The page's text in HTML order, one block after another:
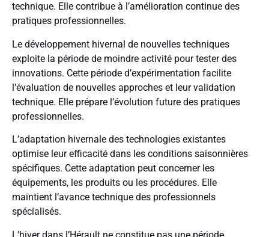
technique. Elle contribue à l’amélioration continue des
pratiques professionnelles.
Le développement hivernal de nouvelles techniques
exploite la période de moindre activité pour tester des
innovations. Cette période d’expérimentation facilite
l’évaluation de nouvelles approches et leur validation
technique. Elle prépare l’évolution future des pratiques
professionnelles.
L’adaptation hivernale des technologies existantes
optimise leur efficacité dans les conditions saisonnières
spécifiques. Cette adaptation peut concerner les
équipements, les produits ou les procédures. Elle
maintient l’avance technique des professionnels
spécialisés.
L’hiver dans l’Hérault ne constitue pas une période